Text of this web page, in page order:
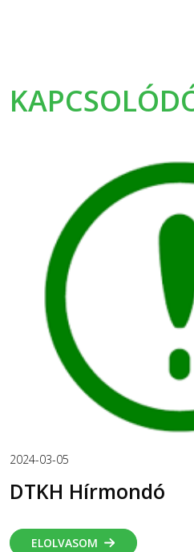
2024-03-05
DTKH Hírmondó
ELOLVASOM